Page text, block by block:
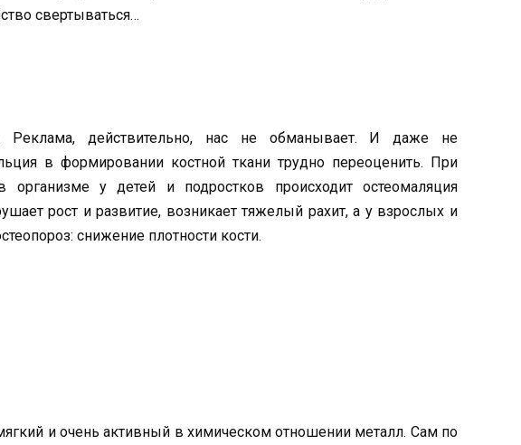
свертываться…
действительно, нас не обманыва­ет. И даже не
в формировании костной ткани трудно переоценить. При
организме у детей и подростков происходит осте­омаляция
рост и развитие, возникает тяжелый рахит, а у взрослых и
снижение плотности кости.
и очень активный в химическом отношении металл. Сам по